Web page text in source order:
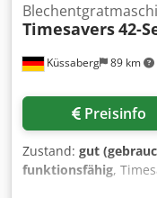
Küssaberg 89 km
Timesavers42-
Preisinfo
Zustand: gut
funktionsfähig,
42 verfügt über 2